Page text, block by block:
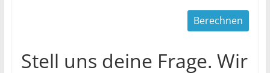
Stell uns deine Frage. Wir